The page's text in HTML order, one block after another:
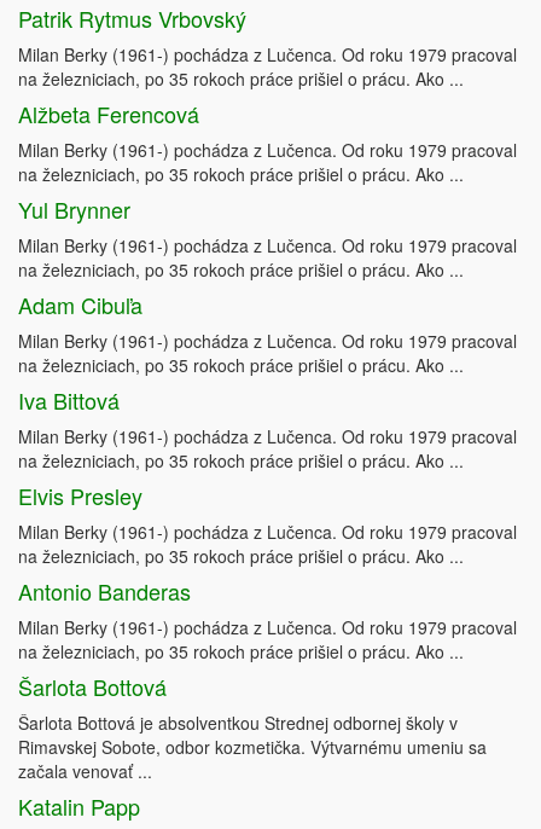
Patrik Rytmus Vrbovský
Milan Berky (1961-) pochádza z Lučenca. Od roku 1979 pracoval
na železniciach, po 35 rokoch práce prišiel o prácu. Ako ...
Alžbeta Ferencová
Milan Berky (1961-) pochádza z Lučenca. Od roku 1979 pracoval
na železniciach, po 35 rokoch práce prišiel o prácu. Ako ...
Yul Brynner
Milan Berky (1961-) pochádza z Lučenca. Od roku 1979 pracoval
na železniciach, po 35 rokoch práce prišiel o prácu. Ako ...
Adam Cibuľa
Milan Berky (1961-) pochádza z Lučenca. Od roku 1979 pracoval
na železniciach, po 35 rokoch práce prišiel o prácu. Ako ...
Iva Bittová
Milan Berky (1961-) pochádza z Lučenca. Od roku 1979 pracoval
na železniciach, po 35 rokoch práce prišiel o prácu. Ako ...
Elvis Presley
Milan Berky (1961-) pochádza z Lučenca. Od roku 1979 pracoval
na železniciach, po 35 rokoch práce prišiel o prácu. Ako ...
Antonio Banderas
Milan Berky (1961-) pochádza z Lučenca. Od roku 1979 pracoval
na železniciach, po 35 rokoch práce prišiel o prácu. Ako ...
Šarlota Bottová
Šarlota Bottová je absolventkou Strednej odbornej školy v
Rimavskej Sobote, odbor kozmetička. Výtvarnému umeniu sa
začala venovať ...
Katalin Papp